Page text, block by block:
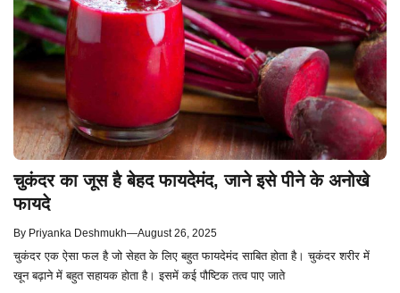
चुकंदर का जूस है बेहद फायदेमंद, जाने इसे पीने के अनोखे
फायदे
By Priyanka Deshmukh—August 26, 2025
चुकंदर एक ऐसा फल है जो सेहत के लिए बहुत फायदेमंद साबित होता है। चुकंदर शरीर में
खून बढ़ाने में बहुत सहायक होता है। इसमें कई पौष्टिक तत्व पाए जाते